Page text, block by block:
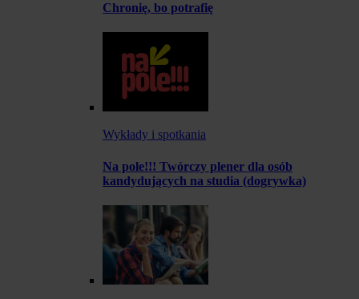
Chronię, bo potrafię
Wykłady i spotkania
Na pole!!! Twórczy plener dla osób
kandydujących na studia (dogrywka)